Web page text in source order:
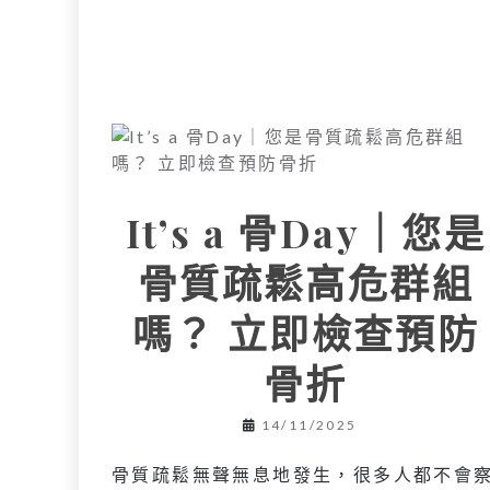
It’s a 骨Day｜您是
骨質疏鬆高危群組
嗎？ 立即檢查預防
骨折
14/11/2025
骨質疏鬆無聲無息地發生，很多人都不會